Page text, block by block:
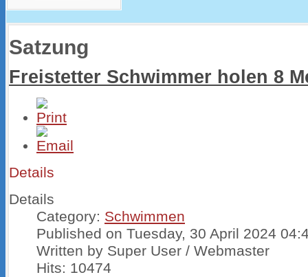
Satzung
Freistetter Schwimmer holen 8
Details
Details
Category: Schwimmen
Published on Tuesday, 30 April 2024
Written by Super User / Webmaster
Hits: 10474